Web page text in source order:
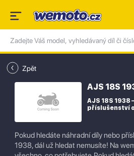
Zpět
AJS 18S
AJS 18S 1938
příslušenství
Pokud hledáte náhradní díly nebo
1938, dál už hledat nemusíte! Na